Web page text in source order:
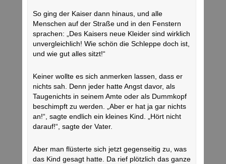
So ging der Kaiser dann hinaus, und alle
Menschen auf der Straße und in den Fenstern
sprachen: „Des Kaisers neue Kleider sind wirklich
unvergleichlich! Wie schön die Schleppe doch ist,
und wie gut alles sitzt!“
Keiner wollte es sich anmerken lassen, dass er
nichts sah. Denn jeder hatte Angst davor, als
Taugenichts in seinem Amte oder als Dummkopf
beschimpft zu werden. „Aber er hat ja gar nichts
an!“, sagte endlich ein kleines Kind. „Hört nicht
darauf!“, sagte der Vater.
Aber man flüsterte sich jetzt gegenseitig zu, was
das Kind gesagt hatte. Da rief plötzlich das ganze